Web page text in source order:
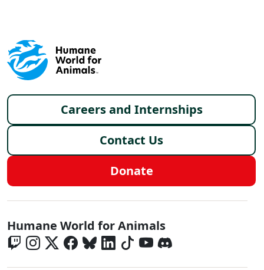
Footer menu
Careers and Internships
Contact Us
Donate
Global - Social Menu
Humane World for Animals